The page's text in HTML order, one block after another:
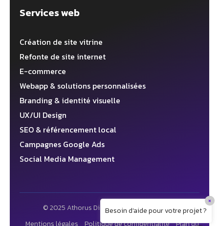
Services web
Création de site vitrine
Refonte de site internet
E-commerce
Webapp & solutions personnalisées
Branding & identité visuelle
UX/UI Design
SEO & référencement local
Campagnes Google Ads
Social Media Management
© 2025 Athorus Digital ✦ Agence web 360°
Mentions légales
Politique de confidentialité Plan du
Besoin d’aide pour votre projet ?
×